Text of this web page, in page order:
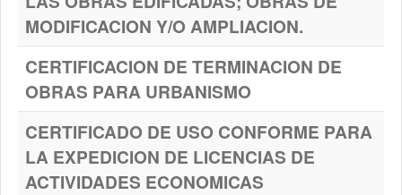
MODIFICACION Y/O AMPLIACION.
CERTIFICACION DE TERMINACION DE
OBRAS PARA URBANISMO
CERTIFICADO DE USO CONFORME PARA
LA EXPEDICION DE LICENCIAS DE
ACTIVIDADES ECONOMICAS